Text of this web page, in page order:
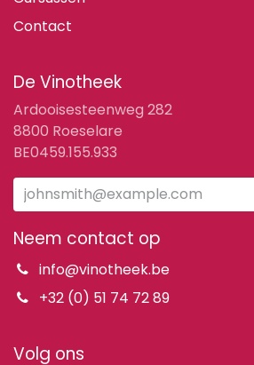
Contact
De Vinotheek
Ardooisesteenweg 282
8800 Roeselare
BE0459.155.933
Neem contact op
info@vinotheek.be
+32 (0) 51 74 72 89
Volg ons